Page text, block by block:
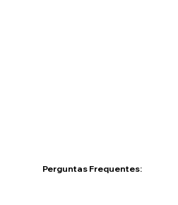
Perguntas Frequentes: